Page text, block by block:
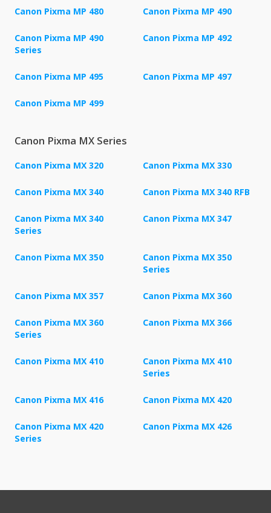
Canon Pixma MP 480 Canon Pixma MP 490
Canon Pixma MP 490
Series
Canon Pixma MP 492
Canon Pixma MP 495 Canon Pixma MP 497
Canon Pixma MP 499
Canon Pixma MX Series
Canon Pixma MX 320 Canon Pixma MX 330
Canon Pixma MX 340 Canon Pixma MX 340 RFB
Canon Pixma MX 340
Series
Canon Pixma MX 347
Canon Pixma MX 350
Canon Pixma MX 350
Series
Canon Pixma MX 357 Canon Pixma MX 360
Canon Pixma MX 360
Series
Canon Pixma MX 366
Canon Pixma MX 410
Canon Pixma MX 410
Series
Canon Pixma MX 416 Canon Pixma MX 420
Canon Pixma MX 420
Series
Canon Pixma MX 426